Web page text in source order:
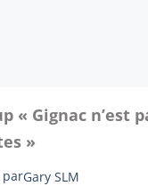
« Gignac n’est
»
parGary SLM